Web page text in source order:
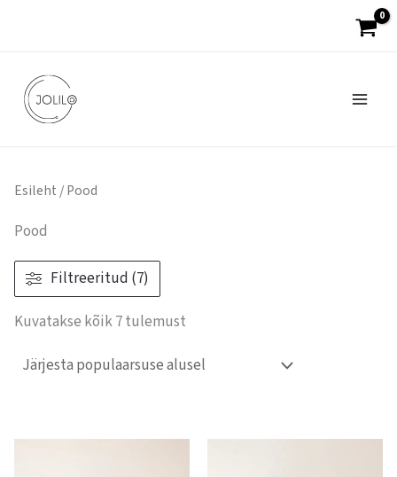
Esileht / Pood
Pood
Filtreeritud (7)
Kuvatakse kõik 7 tulemust